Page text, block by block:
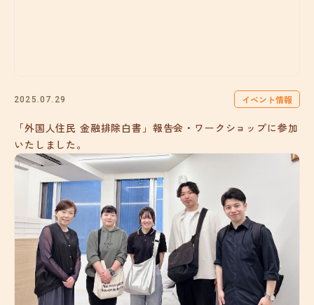
2025.07.29 イベント情報
「外国人住民 金融排除白書」報告会・ワークショップに参加
いたしました。